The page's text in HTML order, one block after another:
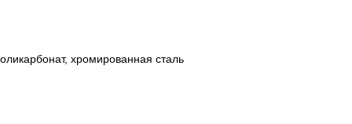
хромированная сталь